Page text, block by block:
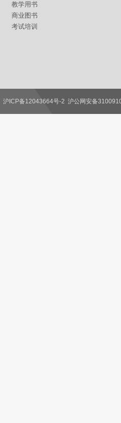
教学用书
商业图书
考试培训
沪ICP备12043664号-2 沪公网安备